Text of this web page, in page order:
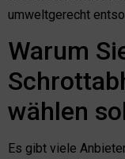
umweltgerecht
Warum
wählen
Es gibt viele